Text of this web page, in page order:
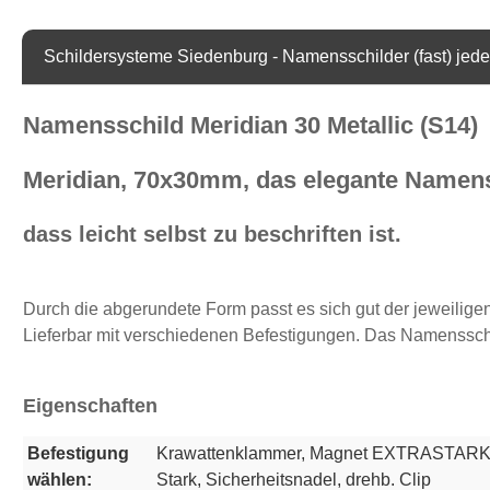
Schildersysteme Siedenburg - Namensschilder (fast)
Namensschild Meridian 30 Metallic (S14)
Meridian, 70x30mm, das elegante
dass leicht selbst zu beschriften ist.
Durch die abgerundete Form passt es sich gut der
Lieferbar mit verschiedenen Befestigungen. Das
Eigenschaften
Befestigung
wählen:
Krawattenklammer, Magnet
Stark, Sicherheitsnadel , drehb. Clip